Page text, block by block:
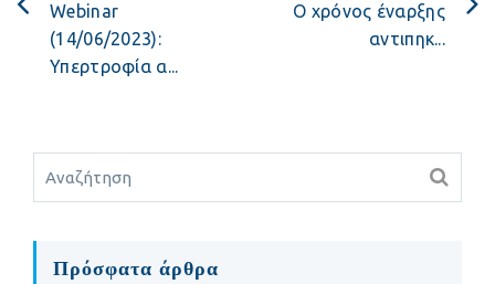
Webinar
(14/06/2023):
Υπερτροφία α...
Ο χρόνος έναρξης
αντιπηκ...
Πρόσφατα άρθρα